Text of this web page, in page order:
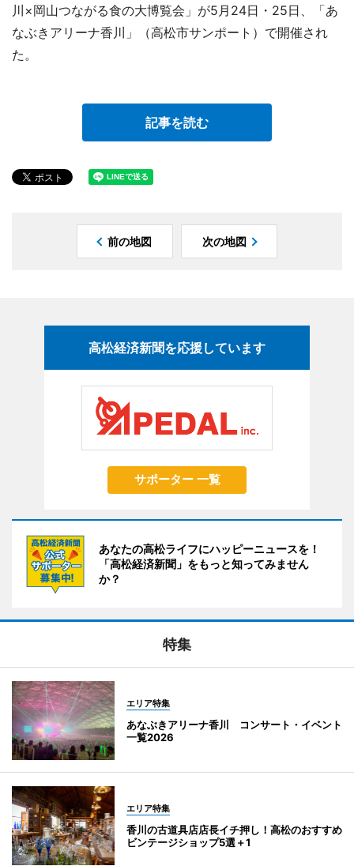
川×岡山つながる食の大博覧会」が5月24日・25日、「あ
なぶきアリーナ香川」（高松市サンポート）で開催され
た。
記事を読む
前の地図 次の地図
高松経済新聞を応援しています
サポーター 一覧
あなたの高松ライフにハッピーニュースを！
「高松経済新聞」をもっと知ってみません
か？
特集
エリア特集
あなぶきアリーナ香川 コンサート・イベント
一覧2026
エリア特集
香川の古道具店店長イチ押し！高松のおすすめ
ビンテージショップ5選＋1